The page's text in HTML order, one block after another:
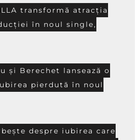
transformă atracția
în noul single,
și Berechet lansează o
pierdută în noul
despre iubirea care